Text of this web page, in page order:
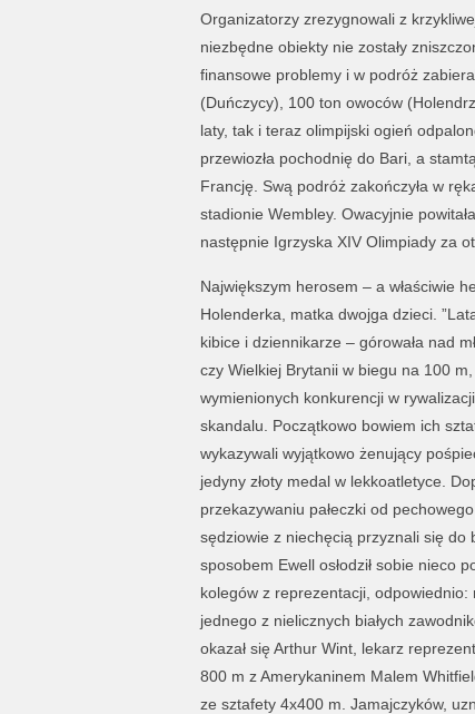
Organizatorzy zrezygnowali z
niezbędne obiekty nie zostały
finansowe problemy i w podróż
(Duńczycy), 100 ton owoców
laty, tak i teraz olimpijski ogień
przewiozła pochodnię do Bari, a
Francję. Swą podróż zakończyła w
stadionie Wembley. Owacyjnie
następnie Igrzyska XIV Olimpiady za
Największym herosem – a właściwie
Holenderka, matka dwojga dzieci.
kibice i dziennikarze – górowała nad
czy Wielkiej Brytanii w biegu na 100
wymienionych konkurencji w
skandalu. Początkowo bowiem ich
wykazywali wyjątkowo żenujący
jedyny złoty medal w lekkoatletyce.
przekazywaniu pałeczki od
sędziowie z niechęcią przyznali się do
sposobem Ewell osłodził sobie nieco
kolegów z reprezentacji,
jednego z nielicznych białych
okazał się Arthur Wint, lekarz
800 m z Amerykaninem Malem
ze sztafety 4x400 m. Jamajczyków,